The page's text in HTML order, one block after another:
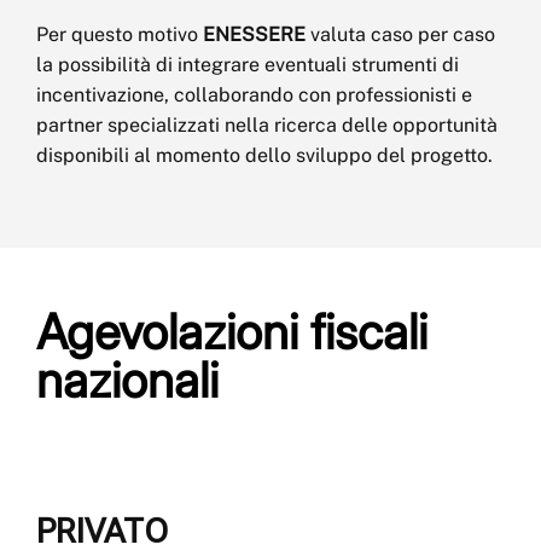
Per questo motivo ENESSERE valuta caso per caso
la possibilità di integrare eventuali strumenti di
incentivazione, collaborando con professionisti e
partner specializzati nella ricerca delle opportunità
disponibili al momento dello sviluppo del progetto.
Agevolazioni fiscali
nazionali
PRIVATO